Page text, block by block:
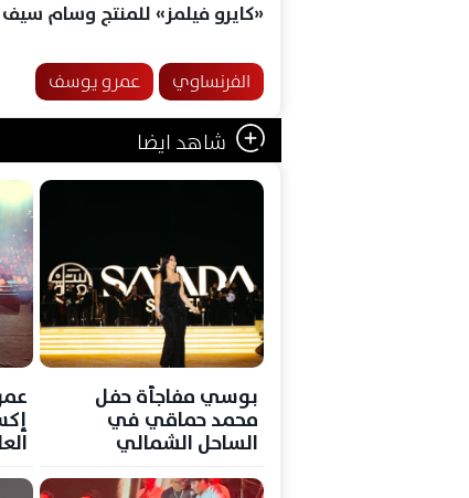
«كايرو فيلمز» للمنتج وسام سيف
الفرنساوي عمرو يوسف
شاهد ايضا
بوسي مفاجأة حفل
محمد حماقي في
الساحل الشمالي